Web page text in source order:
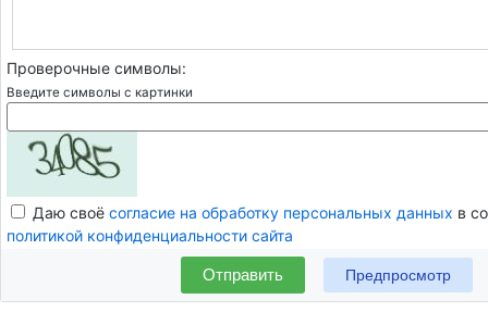
Проверочные символы:
Введите символы с картинки
Даю своё согласие на обработку персональных данных в
политикой конфиденциальности сайта
Отправить